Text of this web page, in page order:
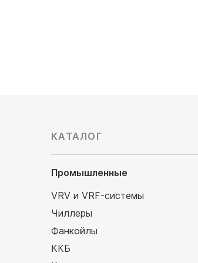
КАТАЛОГ
Промышленные
VRV и VRF-системы
Чиллеры
Фанкойлы
ККБ